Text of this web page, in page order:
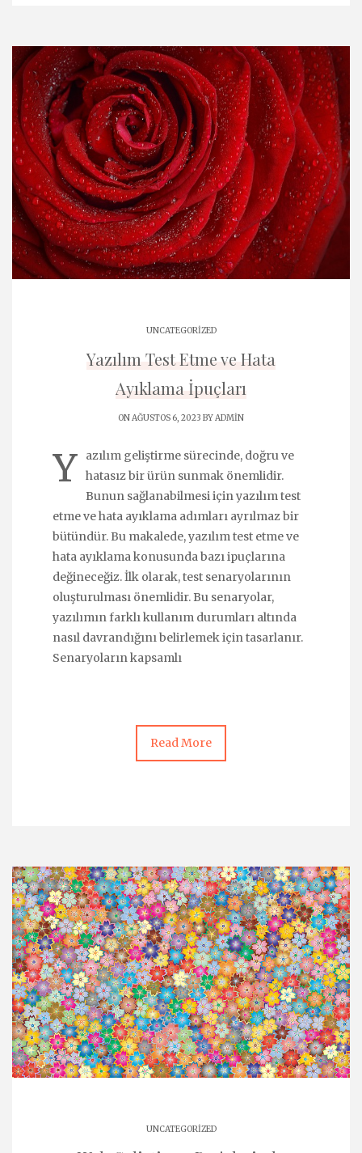
UNCATEGORIZED
Yazılım Test Etme ve Hata
Ayıklama İpuçları
ON AĞUSTOS 6, 2023 BYADMIN
Y
azılım geliştirme sürecinde, doğru ve
hatasız bir ürün sunmak önemlidir.
Bunun sağlanabilmesi için yazılım test
etme ve hata ayıklama adımları ayrılmaz bir
bütündür. Bu makalede, yazılım test etme ve
hata ayıklama konusunda bazı ipuçlarına
değineceğiz. İlk olarak, test senaryolarının
oluşturulması önemlidir. Bu senaryolar,
yazılımın farklı kullanım durumları altında
nasıl davrandığını belirlemek için tasarlanır.
Senaryoların kapsamlı
Read More
UNCATEGORIZED